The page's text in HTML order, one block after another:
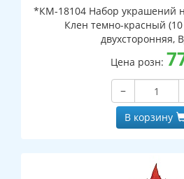
*КМ-18104 Набор украшений
Клен темно-красный
двухсторонняя,
Цена розн:
−
В корзину